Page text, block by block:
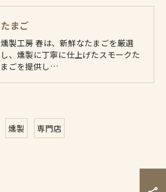
たまご
燻製工房 春は、新鮮なたまごを厳選
し、燻製に丁寧に仕上げたスモークた
まごを提供し…
燻製 専門店